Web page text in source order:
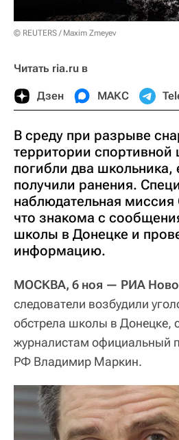
© REUTERS / Maxim Zmeyev
Читать ria.ru в
Дзен МАКС
В среду при разрыве
территории
погибли два школьника,
получили ранения.
наблюдательная
что знакома с
школы в Донецке и
информацию.
МОСКВА, 6 ноя — РИА
следователи возбудили
обстрела школы в Донецке,
журналистам официальный
РФ Владимир Маркин.